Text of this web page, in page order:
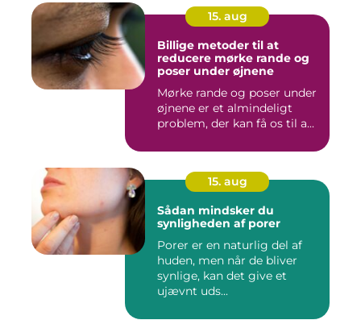
15. aug
Billige metoder til at
reducere mørke rande og
poser under øjnene
Mørke rande og poser under
øjnene er et almindeligt
problem, der kan få os til a...
15. aug
Sådan mindsker du
synligheden af porer
Porer er en naturlig del af
huden, men når de bliver
synlige, kan det give et
ujævnt uds...